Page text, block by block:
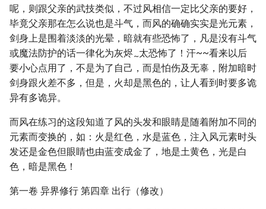
呢，则跟父亲的武技类似，不过风相信一定比父亲的要好，
毕竟父亲那在怎么说也是斗气，而风的确确实实是光元素，
剑身上是围着淡淡的光晕，暗就有些恐怖了，凡是没有斗气
或魔法防护的话一律化为灰烬~太恐怖了！汗~~看来以后
要小心点用了，不是为了自己，而是怕伤及无辜，附加暗时
剑身跟火差不多，但是，火却是黑色的，让人看到时要多诡
异有多诡异。
而风在练习的这段知道了风的头发和眼睛是随着附加不同的
元素而变换的，如：火是红色，水是蓝色，注入风元素时头
发还是金色但眼睛也由蓝变成金了，地是土黄色，光是白
色，暗是黑色！
第一卷 异界修行 第四章 出行（修改）